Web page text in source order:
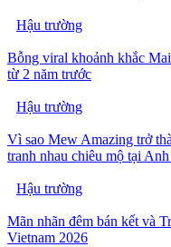
Hậu trường
Bỗng viral khoảnh khắc
từ 2 năm trước
Hậu trường
Vì sao Mew Amazing trở
tranh nhau chiêu mộ tại
Hậu trường
Mãn nhãn đêm bán kết và
Vietnam 2026